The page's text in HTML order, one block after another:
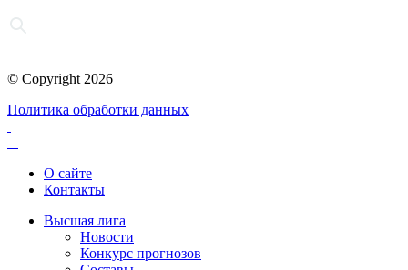
© Copyright 2026
Политика обработки данных
О сайте
Контакты
Высшая лига
Новости
Конкурс прогнозов